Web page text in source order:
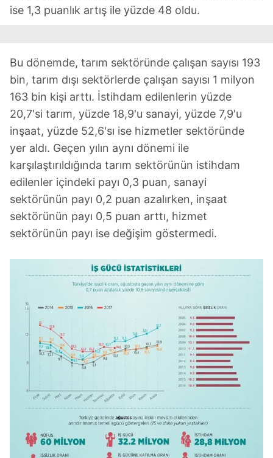
ise 1,3 puanlık artış ile yüzde 48 oldu.
Bu dönemde, tarım sektöründe çalışan sayısı 193
bin, tarım dışı sektörlerde çalışan sayısı 1 milyon
163 bin kişi arttı. İstihdam edilenlerin yüzde
20,7'si tarım, yüzde 18,9'u sanayi, yüzde 7,9'u
inşaat, yüzde 52,6'sı ise hizmetler sektöründe
yer aldı. Geçen yılın aynı dönemi ile
karşılaştırıldığında tarım sektörünün istihdam
edilenler içindeki payı 0,3 puan, sanayi
sektörünün payı 0,2 puan azalırken, inşaat
sektörünün payı 0,5 puan arttı, hizmet
sektörünün payı ise değişim göstermedi.